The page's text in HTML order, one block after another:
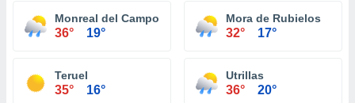
Monreal del Campo
36° 19°
Mora de Rubielos
32° 17°
Teruel
35° 16°
Utrillas
36° 20°